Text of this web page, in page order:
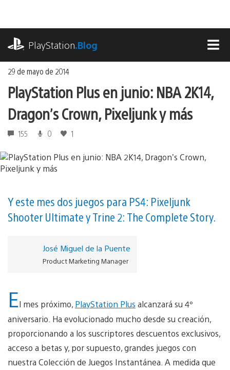
contenido
PlayStation.Blog
29 de mayo de 2014
PlayStation Plus en junio: NBA 2K14,
Dragon’s Crown, Pixeljunk y más
155 0 1
Y este mes dos juegos para PS4: Pixeljunk
Shooter Ultimate y Trine 2: The Complete Story.
José Miguel de la Puente
Product Marketing Manager
El mes próximo, PlayStation Plus alcanzará su 4º
aniversario. Ha evolucionado mucho desde su creación,
proporcionando a los suscriptores descuentos exclusivos,
acceso a betas y, por supuesto, grandes juegos con
nuestra Colección de Juegos Instantánea. A medida que